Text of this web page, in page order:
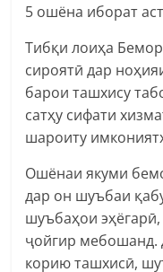
5 ошёна иборат
Тибқи лоиҳа
сироятӣ дар
барои ташхису
сатҳу сифати
шароиту
Ошёнаи якуми
дар он шуъбаи
шуъбаҳои
ҷойгир мебошанд.
корию ташхисӣ,